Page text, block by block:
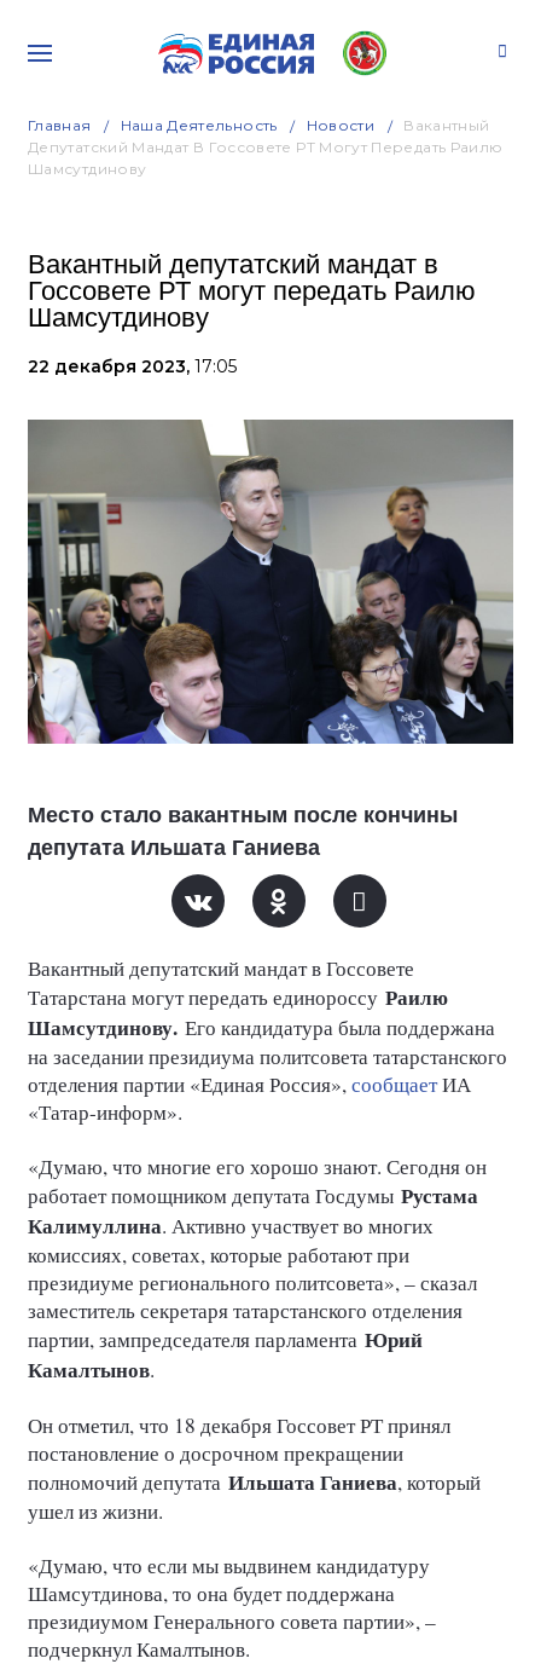
Главная Наша Деятельность Новости
Вакантный
Депутатский Мандат В Госсовете РТ Могут Передать Раилю
Шамсутдинову
Вакантный депутатский мандат в
Госсовете РТ могут передать Раилю
Шамсутдинову
22 декабря 2023, 17:05
Место стало вакантным после кончины
депутата Ильшата Ганиева
Вакантный депутатский мандат в Госсовете
Татарстана могут передать единороссу Раилю
Шамсутдинову. Его кандидатура была поддержана
на заседании президиума политсовета татарстанского
отделения партии «Единая Россия»,сообщаетИА
«Татар-информ».
«Думаю, что многие его хорошо знают. Сегодня он
работает помощником депутата Госдумы Рустама
Калимуллина. Активно участвует во многих
комиссиях, советах, которые работают при
президиуме регионального политсовета», – сказал
заместитель секретаря татарстанского отделения
партии, зампредседателя парламента Юрий
Камалтынов.
Он отметил, что 18 декабря Госсовет РТ принял
постановление о досрочном прекращении
полномочий депутата Ильшата Ганиева, который
ушел из жизни.
«Думаю, что если мы выдвинем кандидатуру
Шамсутдинова, то она будет поддержана
президиумом Генерального совета партии», –
подчеркнул Камалтынов.